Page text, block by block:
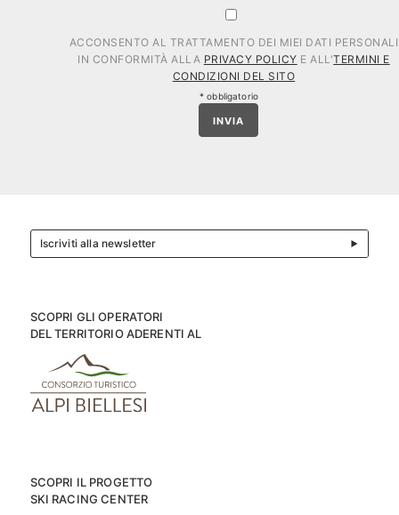
ACCONSENTO AL TRATTAMENTO DEI MIEI DATI PERSONALI
IN CONFORMITÀ ALLA PRIVACY POLICY E ALL'TERMINI E
CONDIZIONI DEL SITO
* obbligatorio
INVIA
Iscriviti alla newsletter
SCOPRI GLI OPERATORI
DEL TERRITORIO ADERENTI AL
SCOPRI IL PROGETTO
SKI RACING CENTER